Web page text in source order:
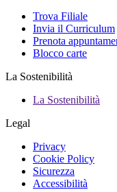
Trova Filiale
Invia il Curriculum
Prenota
Blocco carte
La Sostenibilità
La Sostenibilità
Legal
Privacy
Cookie Policy
Sicurezza
Accessibilità